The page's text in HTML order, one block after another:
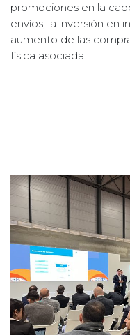
promociones en la
envíos, la inversión en
aumento de las
física asociada.